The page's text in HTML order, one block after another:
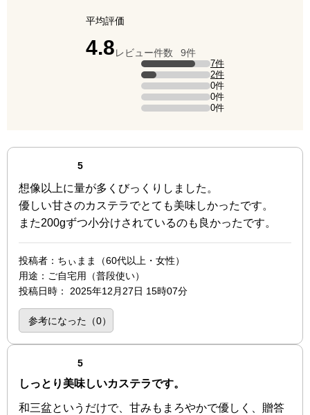
平均評価
4.8点（5点満点中）
レビュー件数 9件
5点の評価は7件です（全体の77.8%）。
7件
4点の評価は2件です（全体の22.2%）。
2件
3点の評価は0件です。 0件
2点の評価は0件です。 0件
1点の評価は0件です。 0件
最新の商品レビュー
5点（5点満点中）
想像以上に量が多くびっくりしました。
優しい甘さのカステラでとても美味しかったです。
また200gずつ小分けされているのも良かったです。
投稿者 ：ちぃまま（60代以上・女性）
用途 ：ご自宅用（普段使い）
投稿日時 ： 2025年12月27日 15時07分
参考になった（0）
5点（5点満点中）
しっとり美味しいカステラです。
和三盆というだけで、甘みもまろやかで優しく、贈答